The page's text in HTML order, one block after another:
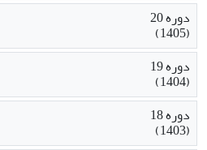
دوره 20
(1405)
دوره 19
(1404)
دوره 18
(1403)